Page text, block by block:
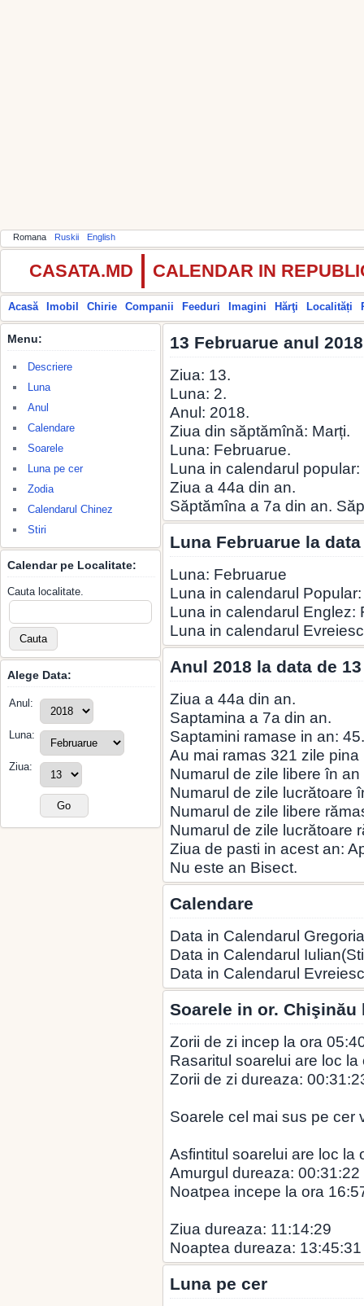
Romana Ruskii English
CASATA.MD CALENDAR IN
Acasă Imobil Chirie Companii Feeduri Imagini Hărţi Localități
Menu:
Descriere
Luna
Anul
Calendare
Soarele
Luna pe cer
Zodia
Calendarul Chinez
Stiri
Calendar pe Localitate:
Cauta localitate.
Alege Data:
Anul:
Luna:
Ziua:
13 Februarue anul
Ziua: 13.
Luna: 2.
Anul: 2018.
Ziua din săptămînă: Marți.
Luna: Februarue.
Luna in calendarul popular:
Ziua a 44a din an.
Săptămîna a 7a din an.
Luna Februarue la
Luna: Februarue
Luna in calendarul
Luna in calendarul Englez:
Luna in calendarul
Anul 2018 la data de
Ziua a 44a din an.
Saptamina a 7a din an.
Saptamini ramase in an: 45.
Au mai ramas 321 zile pina
Numarul de zile libere în
Numarul de zile lucrătoare
Numarul de zile libere
Numarul de zile lucrătoare
Ziua de pasti in acest an:
Nu este an Bisect.
Calendare
Data in Calendarul
Data in Calendarul
Data in Calendarul
Soarele in or. Chişinău
Zorii de zi incep la ora
Rasaritul soarelui are loc la
Zorii de zi dureaza:
Soarele cel mai sus pe cer
Asfintitul soarelui are loc la
Amurgul dureaza: 00:31:22
Noatpea incepe la ora
Ziua dureaza: 11:14:29
Noaptea dureaza: 13:45:31
Luna pe cer